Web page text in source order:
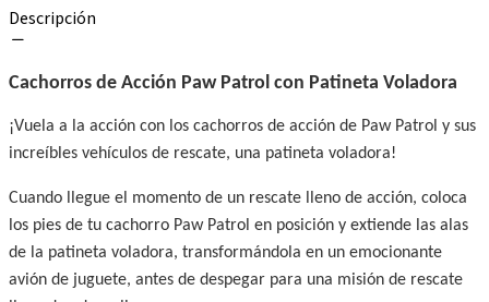
Descripción
Cachorros de Acción Paw Patrol con Patineta Voladora
¡Vuela a la acción con los cachorros de acción de Paw Patrol y sus
increíbles vehículos de rescate, una patineta voladora!
Cuando llegue el momento de un rescate lleno de acción, coloca
los pies de tu cachorro Paw Patrol en posición y extiende las alas
de la patineta voladora, transformándola en un emocionante
avión de juguete, antes de despegar para una misión de rescate